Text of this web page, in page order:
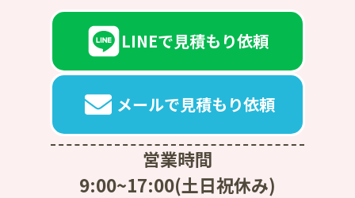
LINEで見積もり依頼
メールで見積もり依頼
営業時間
9:00~17:00(土日祝休み)